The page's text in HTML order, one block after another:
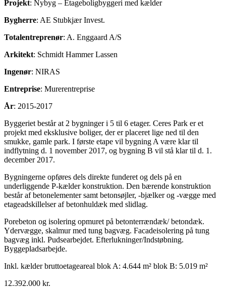
Projekt: Nybyg – Etageboligbyggeri med kælder
Bygherre: AE Stubkjær Invest.
Totalentreprenør: A. Enggaard A/S
Arkitekt: Schmidt Hammer Lassen
Ingenør: NIRAS
Entreprise: Murerentreprise
År: 2015-2017
Byggeriet består at 2 bygninger i 5 til 6 etager. Ceres Park er et
projekt med eksklusive boliger, der er placeret lige ned til den
smukke, gamle park. I første etape vil bygning A være klar til
indflytning d. 1 november 2017, og bygning B vil stå klar til d. 1.
december 2017.
Bygningerne opføres dels direkte funderet og dels på en
underliggende P-kælder konstruktion. Den bærende konstruktion
består af betonelementer samt betonsøjler, -bjælker og -vægge med
etageadskillelser af betonhuldæk med slidlag.
Porebeton og isolering opmuret på betonterrændæk/ betondæk.
Ydervægge, skalmur med tung bagvæg. Facadeisolering på tung
bagvæg inkl. Pudsearbejdet. Efterlukninger/Indstøbning.
Byggepladsarbejde.
Inkl. kælder bruttoetageareal blok A: 4.644 m² blok B: 5.019 m²
12.392.000 kr.